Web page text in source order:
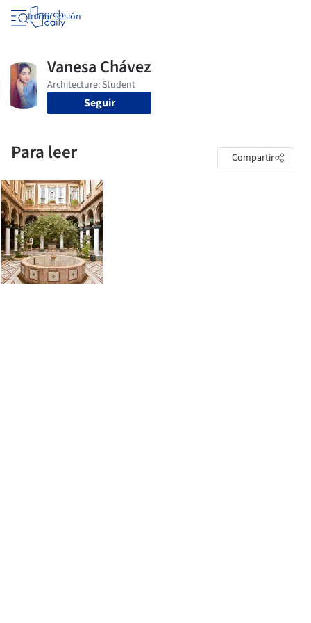
Iniciar sesión
Seguir
Para leer Compartir